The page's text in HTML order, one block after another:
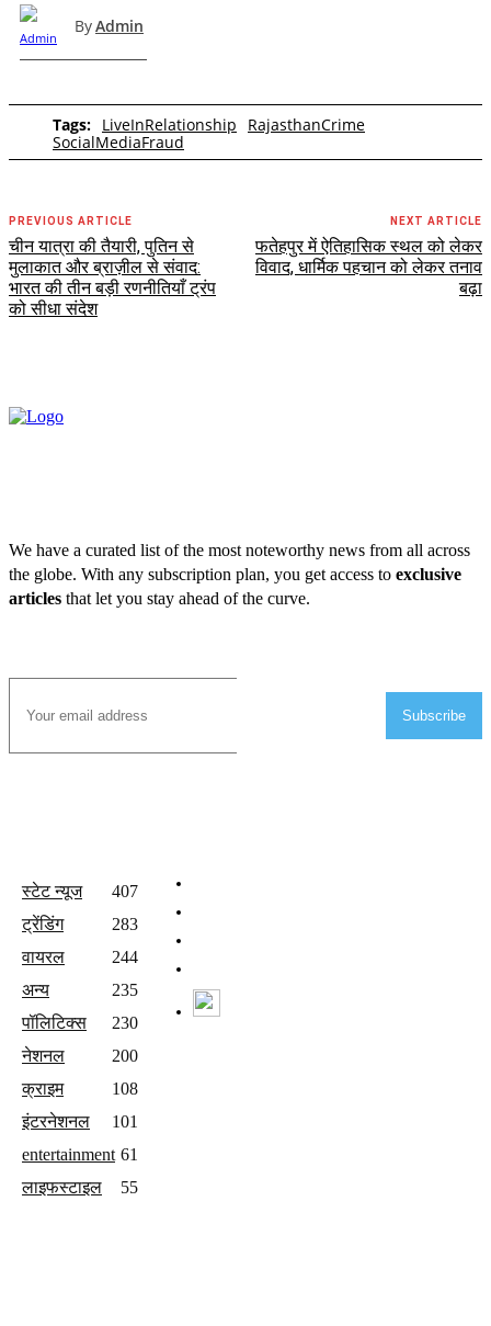
ByAdmin
Tags: LiveInRelationship
RajasthanCrime
SocialMediaFraud
PREVIOUS ARTICLE
चीन यात्रा की तैयारी, पुतिन से
मुलाकात और ब्राज़ील से संवाद:
भारत की तीन बड़ी रणनीतियाँ ट्रंप
को सीधा संदेश
NEXT ARTICLE
फतेहपुर में ऐतिहासिक स्थल को लेकर
विवाद, धार्मिक पहचान को लेकर तनाव
बढ़ा
We have a curated list of the most noteworthy news from all across
the globe. With any subscription plan, you get access to exclusive
articles that let you stay ahead of the curve.
Subscribe
स्टेट न्यूज
407
ट्रेंडिंग
283
वायरल
244
अन्य
235
पॉलिटिक्स
230
नेशनल
200
क्राइम
108
इंटरनेशनल
101
entertainment 61
लाइफस्टाइल
55